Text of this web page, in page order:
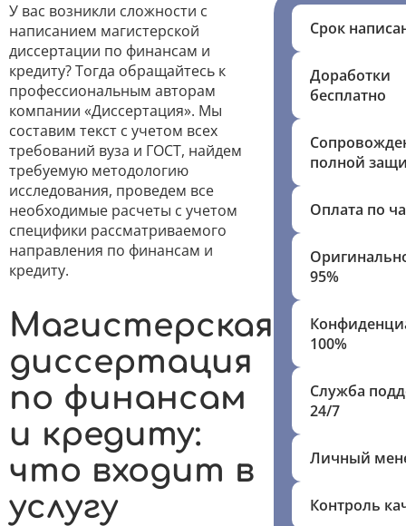
У вас возникли сложности с
написанием магистерской
диссертации по финансам и
кредиту? Тогда обращайтесь к
профессиональным авторам
компании «Диссертация». Мы
составим текст с учетом всех
требований вуза и ГОСТ, найдем
требуемую методологию
исследования, проведем все
необходимые расчеты с учетом
специфики рассматриваемого
направления по финансам и
кредиту.
Магистерская
диссертация
по финансам
и кредиту:
что входит в
услугу
Срок
Доработки
бесплатно
полной
Оплата по
95%
100%
Служба
24/7
Личный
Контроль